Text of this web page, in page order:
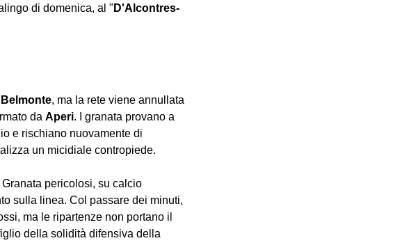
di domenica, al " D'Alcontres-
Belmonte, ma la rete viene annullata
da Aperi. I granata provano a
e rischiano nuovamente di
un micidiale contropiede.
pericolosi, su calcio
sulla linea. Col passare dei minuti,
ma le ripartenze non portano il
della solidità difensiva della